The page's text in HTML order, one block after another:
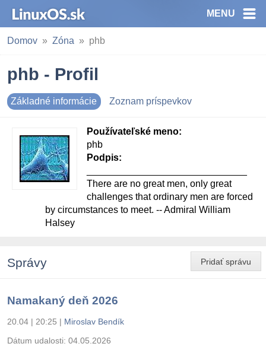
MENU
Domov Zóna phb
phb - Profil
Základné informácie Zoznam príspevkov
Používateľské meno:
phb
Podpis:
There are no great men, only great
challenges that ordinary men are forced
by circumstances to meet. -- Admiral William
Halsey
Pridať správu
Správy
Namakaný deň 2026
20.04 | 20:25 | Miroslav Bendík
Dátum udalosti: 04.05.2026